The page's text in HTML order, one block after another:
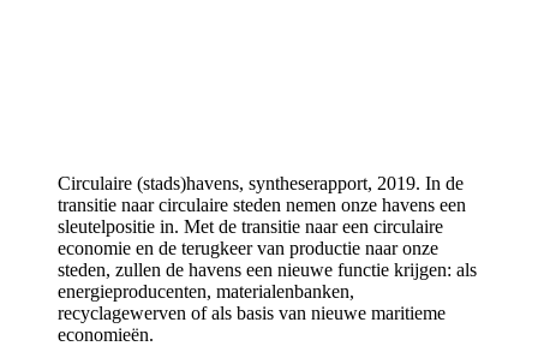
Circulaire (stads)havens, syntheserapport, 2019. In de
transitie naar circulaire steden nemen onze havens een
sleutelpositie in. Met de transitie naar een circulaire
economie en de terugkeer van productie naar onze
steden, zullen de havens een nieuwe functie krijgen: als
energieproducenten, materialenbanken,
recyclagewerven of als basis van nieuwe maritieme
economieën.